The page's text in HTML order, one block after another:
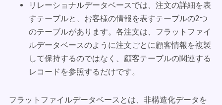
リレーショナルデータベースでは、注文の詳細を表
すテーブルと、お客様の情報を表すテーブルの2つ
のテーブルがあります。各注文は、フラットファイ
ルデータベースのように注文ごとに顧客情報を複製
して保持するのではなく、顧客テーブルの関連する
レコードを参照するだけです。
フラットファイルデータベースとは、非構造化データを